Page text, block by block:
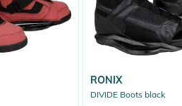
RONIX
DIVIDE Boots black